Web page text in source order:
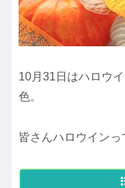
10月31日はハロウ
色。
皆さんハロウインっ